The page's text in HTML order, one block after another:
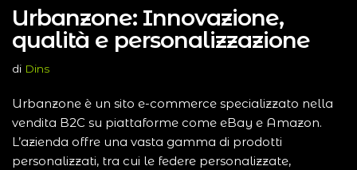
Urbanzone: Innovazione,
qualità e personalizzazione
di Dins
Urbanzone è un sito e-commerce specializzato nella
vendita B2C su piattaforme come eBay e Amazon.
L’azienda offre una vasta gamma di prodotti
personalizzati, tra cui le federe personalizzate,